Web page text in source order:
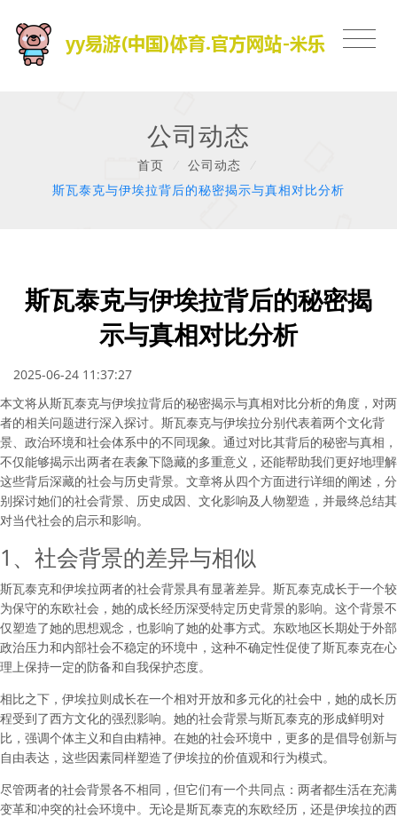
公司动态
首页 公司动态
斯瓦泰克与伊埃拉背后的秘密揭示与真相对比分析
斯瓦泰克与伊埃拉背后的秘密揭
示与真相对比分析
2025-06-24 11:37:27
本文将从斯瓦泰克与伊埃拉背后的秘密揭示与真相对比分析的角度，对两
者的相关问题进行深入探讨。斯瓦泰克与伊埃拉分别代表着两个文化背
景、政治环境和社会体系中的不同现象。通过对比其背后的秘密与真相，
不仅能够揭示出两者在表象下隐藏的多重意义，还能帮助我们更好地理解
这些背后深藏的社会与历史背景。文章将从四个方面进行详细的阐述，分
别探讨她们的社会背景、历史成因、文化影响及人物塑造，并最终总结其
对当代社会的启示和影响。
1、社会背景的差异与相似
斯瓦泰克和伊埃拉两者的社会背景具有显著差异。斯瓦泰克成长于一个较
为保守的东欧社会，她的成长经历深受特定历史背景的影响。这个背景不
仅塑造了她的思想观念，也影响了她的处事方式。东欧地区长期处于外部
政治压力和内部社会不稳定的环境中，这种不确定性促使了斯瓦泰克在心
理上保持一定的防备和自我保护态度。
相比之下，伊埃拉则成长在一个相对开放和多元化的社会中，她的成长历
程受到了西方文化的强烈影响。她的社会背景与斯瓦泰克的形成鲜明对
比，强调个体主义和自由精神。在她的社会环境中，更多的是倡导创新与
自由表达，这些因素同样塑造了伊埃拉的价值观和行为模式。
尽管两者的社会背景各不相同，但它们有一个共同点：两者都生活在充满
变革和冲突的社会环境中。无论是斯瓦泰克的东欧经历，还是伊埃拉的西